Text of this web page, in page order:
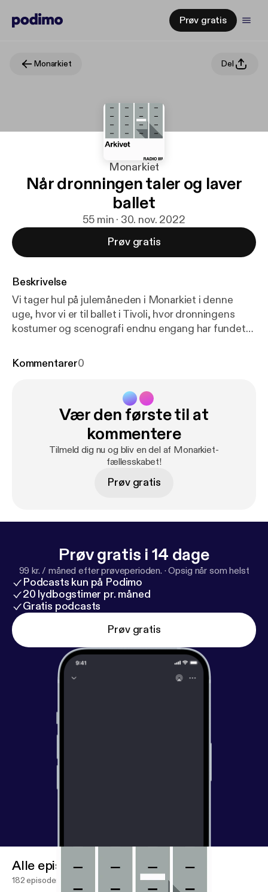
Prøv gratis
Monarkiet Del
Monarkiet
Når dronningen taler og laver
ballet
55 min · 30. nov. 2022
Prøv gratis
Beskrivelse
Vi tager hul på julemåneden i Monarkiet i denne
uge, hvor vi er til ballet i Tivoli, hvor dronningens
kostumer og scenografi endnu engang har fundet
tager os med bag kulissen til genopsætningen af
anledningen af regeringsjubilæet, dronningens taler
under lup fra helt nye perspektiver. Gæster:
Balletmester i Tivoli Peter Bo Bendixen og
professor i kommunikation Lisa S. Villadsen. See
omnystudio.com/listener [https://omnystudio.com/li
Kommentarer0
Vær den første til at
kommentere
Tilmeld dig nu og bliv en del af Monarkiet-
fællesskabet!
Prøv gratis
Prøv gratis i 14 dage
99 kr. / måned efter prøveperioden. ·Opsig når som helst
Podcasts kun på Podimo
20 lydbogstimer pr. måned
Gratis podcasts
Prøv gratis
Alle episoder
182 episoder